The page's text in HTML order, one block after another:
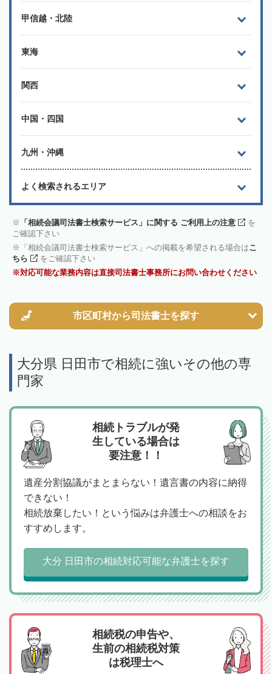
甲信越・北陸
東海
関西
中国・四国
九州・沖縄
よく検索されるエリア
「相続会議司法書士検索サービス」に関する ご利用上の注意
を
ご確認下さい
「相続会議司法書士検索サービス」への掲載を希望される場合はこ
ちら
をご確認下さい
対応可能な業務内容は直接司法書士事務所にお問い合わせください
市区町村から司法書士を探す
大分県 日田市で相続に強いその他の専
門家
相続トラブルが発
生している場合は
要注意！！
遺産分割協議がまとまらない！遺言書の内容に納得
できない！
相続放棄したい！という悩みは弁護士への相談をお
すすめします。
大分 日田市の相続対応可能な弁護士を探す
相続税の申告や、
生前の相続税対策
は税理士へ